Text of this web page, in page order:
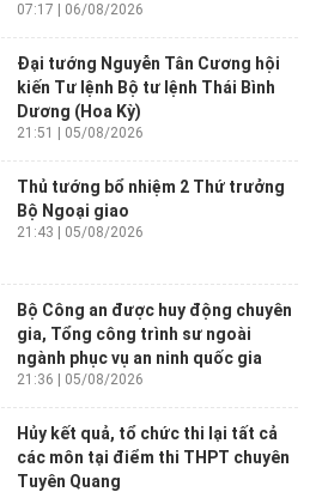
07:17 | 06/08/2026
Đại tướng Nguyễn Tân Cương hội
kiến Tư lệnh Bộ tư lệnh Thái Bình
Dương (Hoa Kỳ)
21:51 | 05/08/2026
Thủ tướng bổ nhiệm 2 Thứ trưởng
Bộ Ngoại giao
21:43 | 05/08/2026
Bộ Công an được huy động chuyên
gia, Tổng công trình sư ngoài
ngành phục vụ an ninh quốc gia
21:36 | 05/08/2026
Hủy kết quả, tổ chức thi lại tất cả
các môn tại điểm thi THPT chuyên
Tuyên Quang